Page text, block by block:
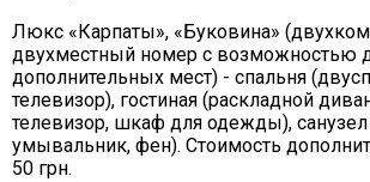
Люкс «Карпаты», «Буковина»
двухместный номер с возможностью
дополнительных мест) - спальня
телевизор), гостиная (раскладной
телевизор, шкаф для одежды), санузел
умывальник, фен). Стоимость
50 грн.